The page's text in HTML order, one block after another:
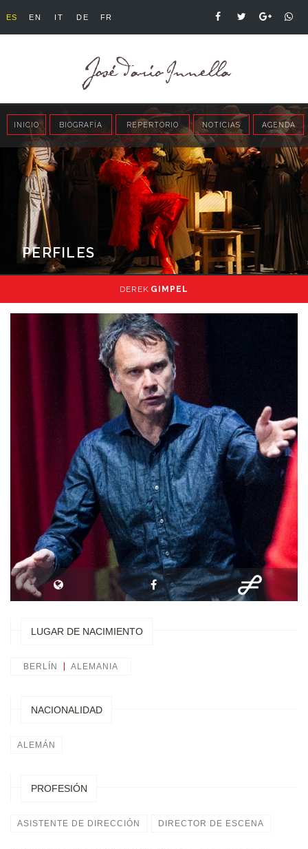
ES EN IT DE FR
INICIO BIOGRAFÍA REPERTORIO NOTICIAS AGENDA
PERFILES
DEREK GIMPEL
LUGAR DE NACIMIENTO
BERLÍN ALEMANIA
NACIONALIDAD
ALEMÁN
PROFESIÓN
ASISTENTE DE DIRECCIÓN DIRECTOR DE ESCENA